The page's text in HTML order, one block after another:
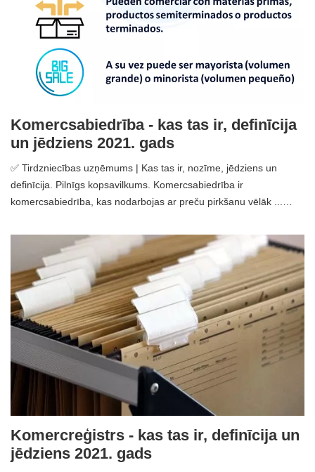
Komercsabiedrība - kas tas ir, definīcija
un jēdziens 2021. gads
✅ Tirdzniecības uzņēmums | Kas tas ir, nozīme, jēdziens un
definīcija. Pilnīgs kopsavilkums. Komercsabiedrība ir
komercsabiedrība, kas nodarbojas ar preču pirkšanu vēlāk ...…
Komercreģistrs - kas tas ir, definīcija un
jēdziens 2021. gads